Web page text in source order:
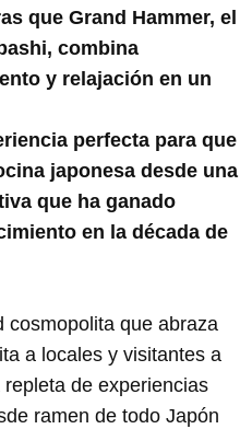
que Grand Hammer, el
combina
y relajación en un
perfecta para que
japonesa desde una
que ha ganado
en la década de
cosmopolita que abraza
a locales y visitantes a
de experiencias
ramen de todo Japón